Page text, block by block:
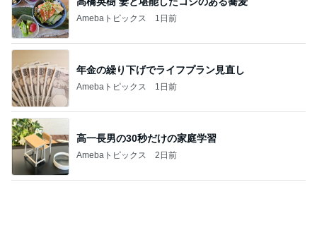
Amebaトピックス 1日前
年金の繰り下げでライフプラン見直し
Amebaトピックス 1日前
高一長男の30秒だけの家庭学習
Amebaトピックス 2日前